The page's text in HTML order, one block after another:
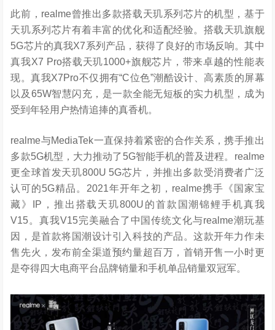
此前，realme曾推出多款搭载天玑系列芯片的机型，基于
天玑系列芯片有着丰富的优化和适配经验。搭载天玑旗舰
5G芯片的真我X7系列产品，获得了良好的市场反响。其中
真我X7 Pro搭载天玑1000+旗舰芯片，带来卓越的性能表
现。真我X7Pro不仅拥有“C位色”潮酷设计、高素质的屏幕
以及65W智慧闪充，是一款全能无短板的实力机型，成为
受到年轻用户热情追捧的真香机。
realme与MediaTek一直保持着紧密的合作关系，携手推出
多款5G机型，大力推动了5G智能手机的普及进程。realme
更全球首发天玑800U 5G芯片，并推出多款受消费者广泛
认可的5G精品。2021年开年之初，realme携手《国家宝
藏》IP，推出搭载天玑800U的首款国潮锦鲤手机真我
V15。真我V15完美融合了中国传统文化与realme潮玩基
因，是首款将国潮设计引入科技的产品。这款开年力作未
售先火，发布前全渠道预约量超百万，首销开售一小时更
是夺得四大电商平台品牌销量和手机单品销量双冠军。